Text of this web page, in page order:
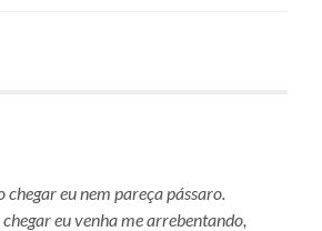
chegar eu nem pareça pássaro.
eu venha me arrebentando,